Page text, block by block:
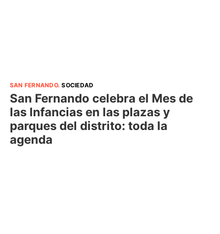
SAN FERNANDO.SOCIEDAD
San Fernando celebra el Mes de
las Infancias en las plazas y
parques del distrito: toda la
agenda